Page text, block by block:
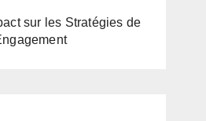
sur les Stratégies de